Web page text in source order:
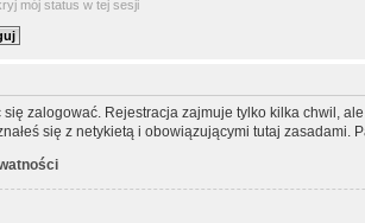
mój status w tej sesji
zalogować. Rejestracja zajmuje tylko kilka chwil,
się z netykietą i obowiązującymi tutaj zasadami.